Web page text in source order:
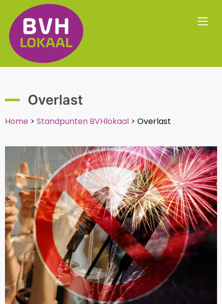
Overlast
Home > Standpunten BVHlokaal > Overlast